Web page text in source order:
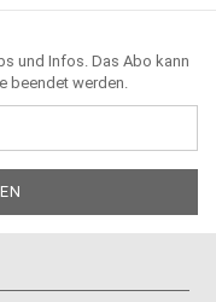
und Infos. Das Abo kann
beendet werden.